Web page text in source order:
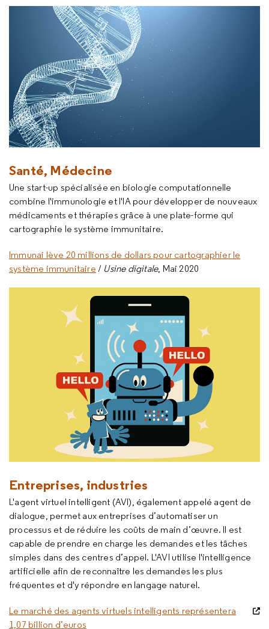
Santé, Médecine
Une start-up spécialisée en biologie computationnelle
combine l'immunologie et l'IA pour développer de nouveaux
médicaments et thérapies grâce à une plate-forme qui
cartographie le système immunitaire.
Immunai lève 20 millions de dollars pour cartographier le
système immunitaire / Usine digitale, Mai 2020
Entreprises, industries
L'agent virtuel intelligent (AVI), également appelé agent de
dialogue, permet aux entreprises d’automatiser un
processus et de réduire les coûts de main d’œuvre. Il est
capable de prendre en charge les demandes et les tâches
simples dans des centres d’appel. L'AVI utilise l'intelligence
artificielle afin de reconnaître les demandes les plus
fréquentes et d'y répondre en langage naturel.
Le marché des agents virtuels intelligents représentera
1,07 billion d’euros